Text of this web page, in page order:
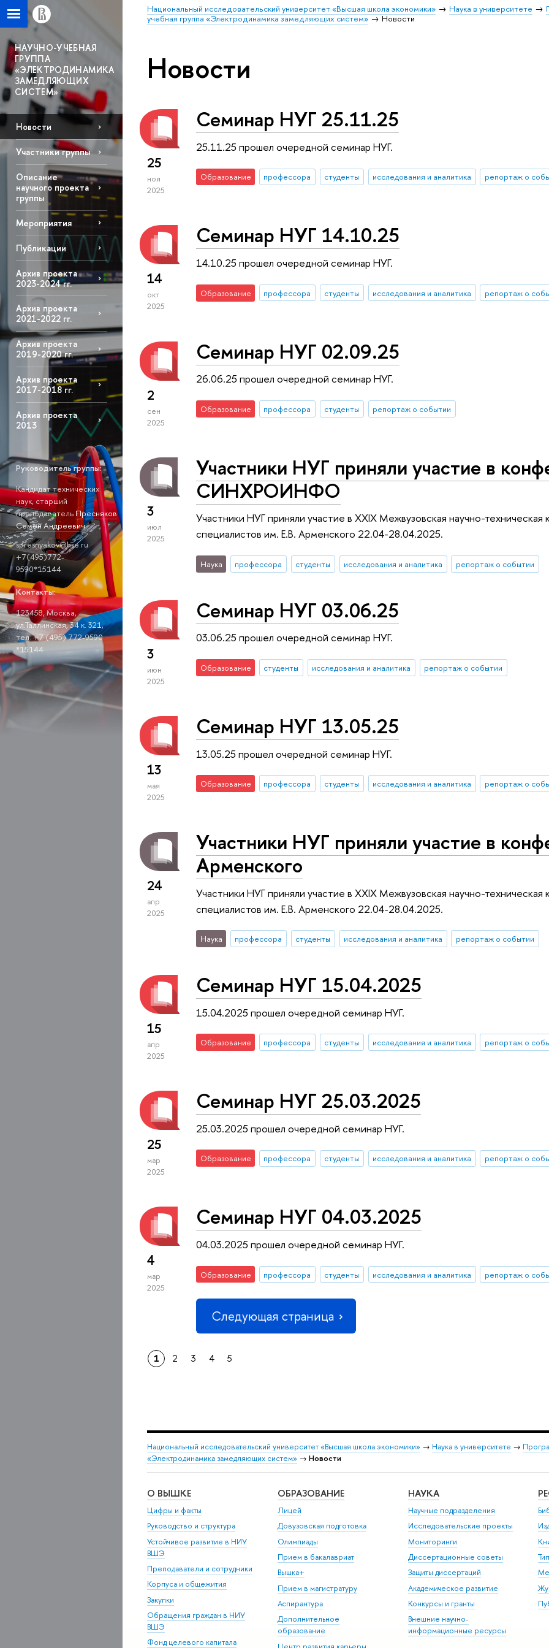
Национальный исследовательский университет «Высшая школа экономики» Наука в университете
учебная группа «Электродинамика замедляющих систем»
Новости
НАУЧНО-УЧЕБНАЯ
ГРУППА
«ЭЛЕКТРОДИНАМИКА
ЗАМЕДЛЯЮЩИХ
СИСТЕМ»
Новости
Участники группы
Описание
научного проекта
группы
Мероприятия
Публикации
Архив проекта
2023-2024 гг.
Архив проекта
2021-2022 гг.
Архив проекта
2019-2020 гг.
Архив проекта
2017-2018 гг.
Архив проекта
2013
Руководитель группы:
Кандидат технических
наук, старший
преподаватель Пресняков
Семен Андреевич
spresnyakov@hse.ru
+7(495)772-
9590*15144
Контакты:
123458, Москва,
ул.Таллинская, 34 к. 321,
тел. +7 (495) 772-9590
*15144
Новости
25
ноя
2025
Семинар НУГ 25.11.25
25.11.25 прошел очередной семинар НУГ.
Образование профессора студенты исследования и аналитика репортаж о
14
окт
2025
Семинар НУГ 14.10.25
14.10.25 прошел очередной семинар НУГ.
Образование профессора студенты исследования и аналитика репортаж о
2
сен
2025
Семинар НУГ 02.09.25
26.06.25 прошел очередной семинар НУГ.
Образование профессора студенты репортаж о событии
3
июл
2025
Участники НУГ приняли участие в
СИНХРОИНФО
Участники НУГ приняли участие в XXIX Межвузовская научно-
специалистов им. Е.В. Арменского 22.04-28.04.2025.
Наука профессора студенты исследования и аналитика репортаж о событии
3
июн
2025
Семинар НУГ 03.06.25
03.06.25 прошел очередной семинар НУГ.
Образование студенты исследования и аналитика репортаж о событии
13
мая
2025
Семинар НУГ 13.05.25
13.05.25 прошел очередной семинар НУГ.
Образование профессора студенты исследования и аналитика репортаж о
24
апр
2025
Участники НУГ приняли участие в
Арменского
Участники НУГ приняли участие в XXIX Межвузовская научно-
специалистов им. Е.В. Арменского 22.04-28.04.2025.
Наука профессора студенты исследования и аналитика репортаж о событии
15
апр
2025
Семинар НУГ 15.04.2025
15.04.2025 прошел очередной семинар НУГ.
Образование профессора студенты исследования и аналитика репортаж о
25
мар
2025
Семинар НУГ 25.03.2025
25.03.2025 прошел очередной семинар НУГ.
Образование профессора студенты исследования и аналитика репортаж о
4
мар
2025
Семинар НУГ 04.03.2025
04.03.2025 прошел очередной семинар НУГ.
Образование профессора студенты исследования и аналитика репортаж о
Следующая страница
1 2 3 4 5
Национальный исследовательский университет «Высшая школа экономики» → Наука в университете →
«Электродинамика замедляющих систем» → Новости
О ВЫШКЕ
Цифры и факты
Руководство и структура
Устойчивое развитие в НИУ
ВШЭ
Преподаватели и сотрудники
Корпуса и общежития
Закупки
Обращения граждан в НИУ
ВШЭ
Фонд целевого капитала
ОБРАЗОВАНИЕ
Лицей
Довузовская подготовка
Олимпиады
Прием в бакалавриат
Вышка+
Прием в магистратуру
Аспирантура
Дополнительное
образование
НАУКА
Научные подразделения
Исследовательские проекты
Мониторинги
Диссертационные советы
Защиты диссертаций
Академическое развитие
Конкурсы и гранты
Внешние научно-
информационные ресурсы